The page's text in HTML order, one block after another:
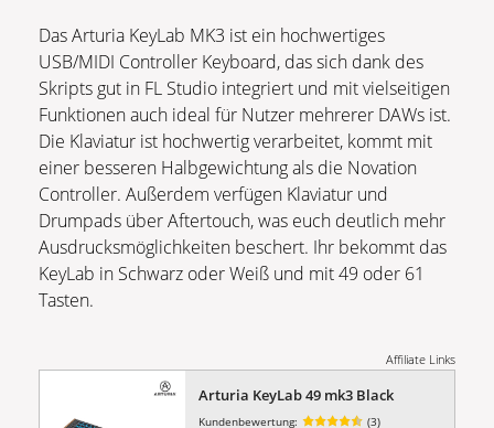
Das Arturia KeyLab MK3 ist ein hochwertiges
USB/MIDI Controller Keyboard, das sich dank des
Skripts gut in FL Studio integriert und mit vielseitigen
Funktionen auch ideal für Nutzer mehrerer DAWs ist.
Die Klaviatur ist hochwertig verarbeitet, kommt mit
einer besseren Halbgewichtung als die Novation
Controller. Außerdem verfügen Klaviatur und
Drumpads über Aftertouch, was euch deutlich mehr
Ausdrucksmöglichkeiten beschert. Ihr bekommt das
KeyLab in Schwarz oder Weiß und mit 49 oder 61
Tasten.
Affiliate Links
Arturia KeyLab 49 mk3 Black
Kundenbewertung: (3)